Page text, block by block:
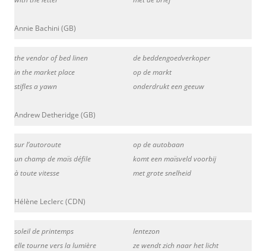
Annie Bachini (GB)
the vendor of bed linen
in the market place
stifles a yawn
Andrew Detheridge (GB)
de beddengoedverkoper
op de markt
onderdrukt een geeuw
sur l’autoroute
un champ de maïs défile
à toute vitesse
Hélène Leclerc (CDN)
op de autobaan
komt een maïsveld voorbij
met grote snelheid
soleil de printemps
elle tourne vers la lumière
lentezon
ze wendt zich naar het licht